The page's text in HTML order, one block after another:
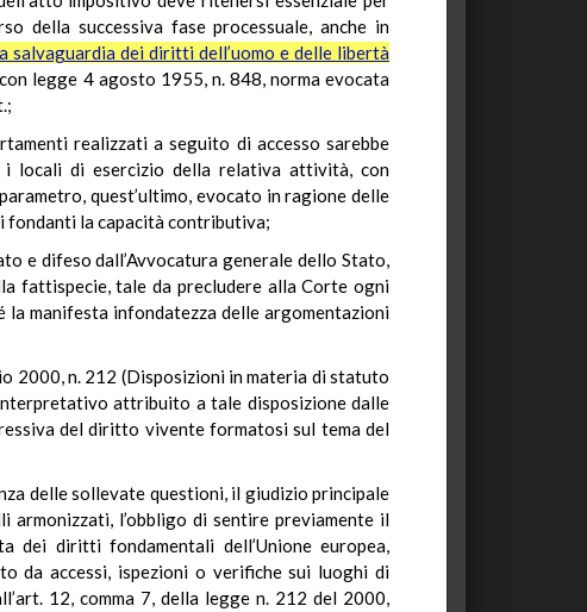
della successiva fase processuale, anche in
salvaguardia dei diritti dell’uomo e delle libertà
legge 4 agosto 1955, n. 848, norma evocata
realizzati a seguito di accesso sarebbe
i locali di esercizio della relativa attività, con
quest’ultimo, evocato in ragione delle
fondanti la capacità contributiva;
e difeso dall’Avvocatura generale dello Stato,
fattispecie, tale da precludere alla Corte ogni
la manifesta infondatezza delle argomentazioni
2000, n. 212 (Disposizioni in materia di statuto
attribuito a tale disposizione dalle
del diritto vivente formatosi sul tema del
delle sollevate questioni, il giudizio principale
l’obbligo di sentire previamente il
dei diritti fondamentali dell’Unione europea,
da accessi, ispezioni o verifiche sui luoghi di
12, comma 7, della legge n. 212 del 2000,